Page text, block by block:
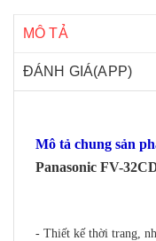
MÔ TẢ
ĐÁNH GIÁ(APP)
Mô tả chung sản
Panasonic FV-
- Thiết kế thời trang,